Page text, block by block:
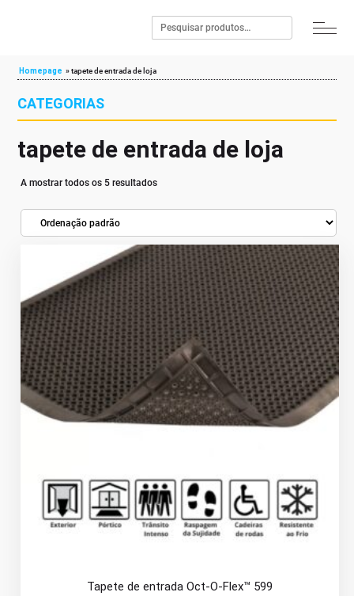
Homepage »tapete de entrada de loja
CATEGORIAS
tapete de entrada de loja
A mostrar todos os 5 resultados
Tapete de entrada Oct-O-Flex™ 599